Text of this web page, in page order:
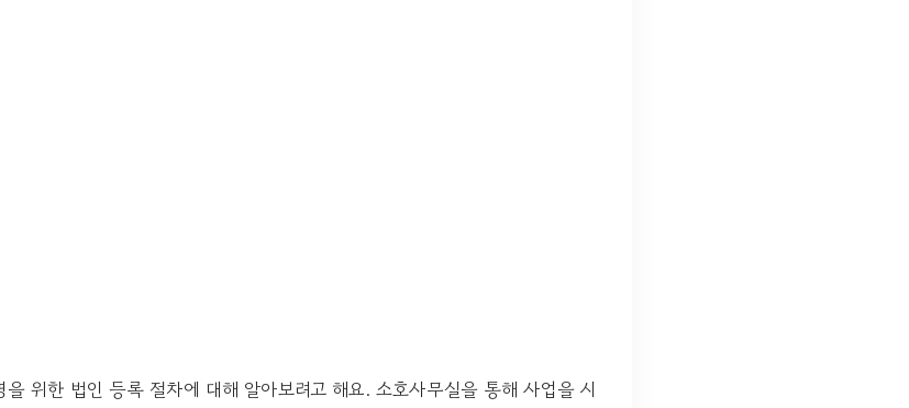
위한 법인 등록 절차에 대해 알아보려고 해요. 소호사무실을 통해 사업을 시